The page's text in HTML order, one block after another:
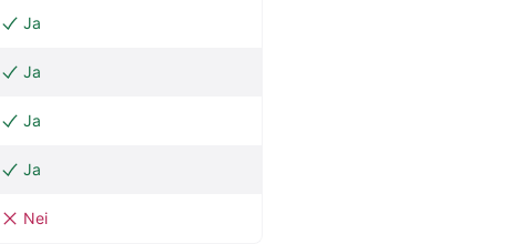
Ja
Ja
Ja
Ja
Nei